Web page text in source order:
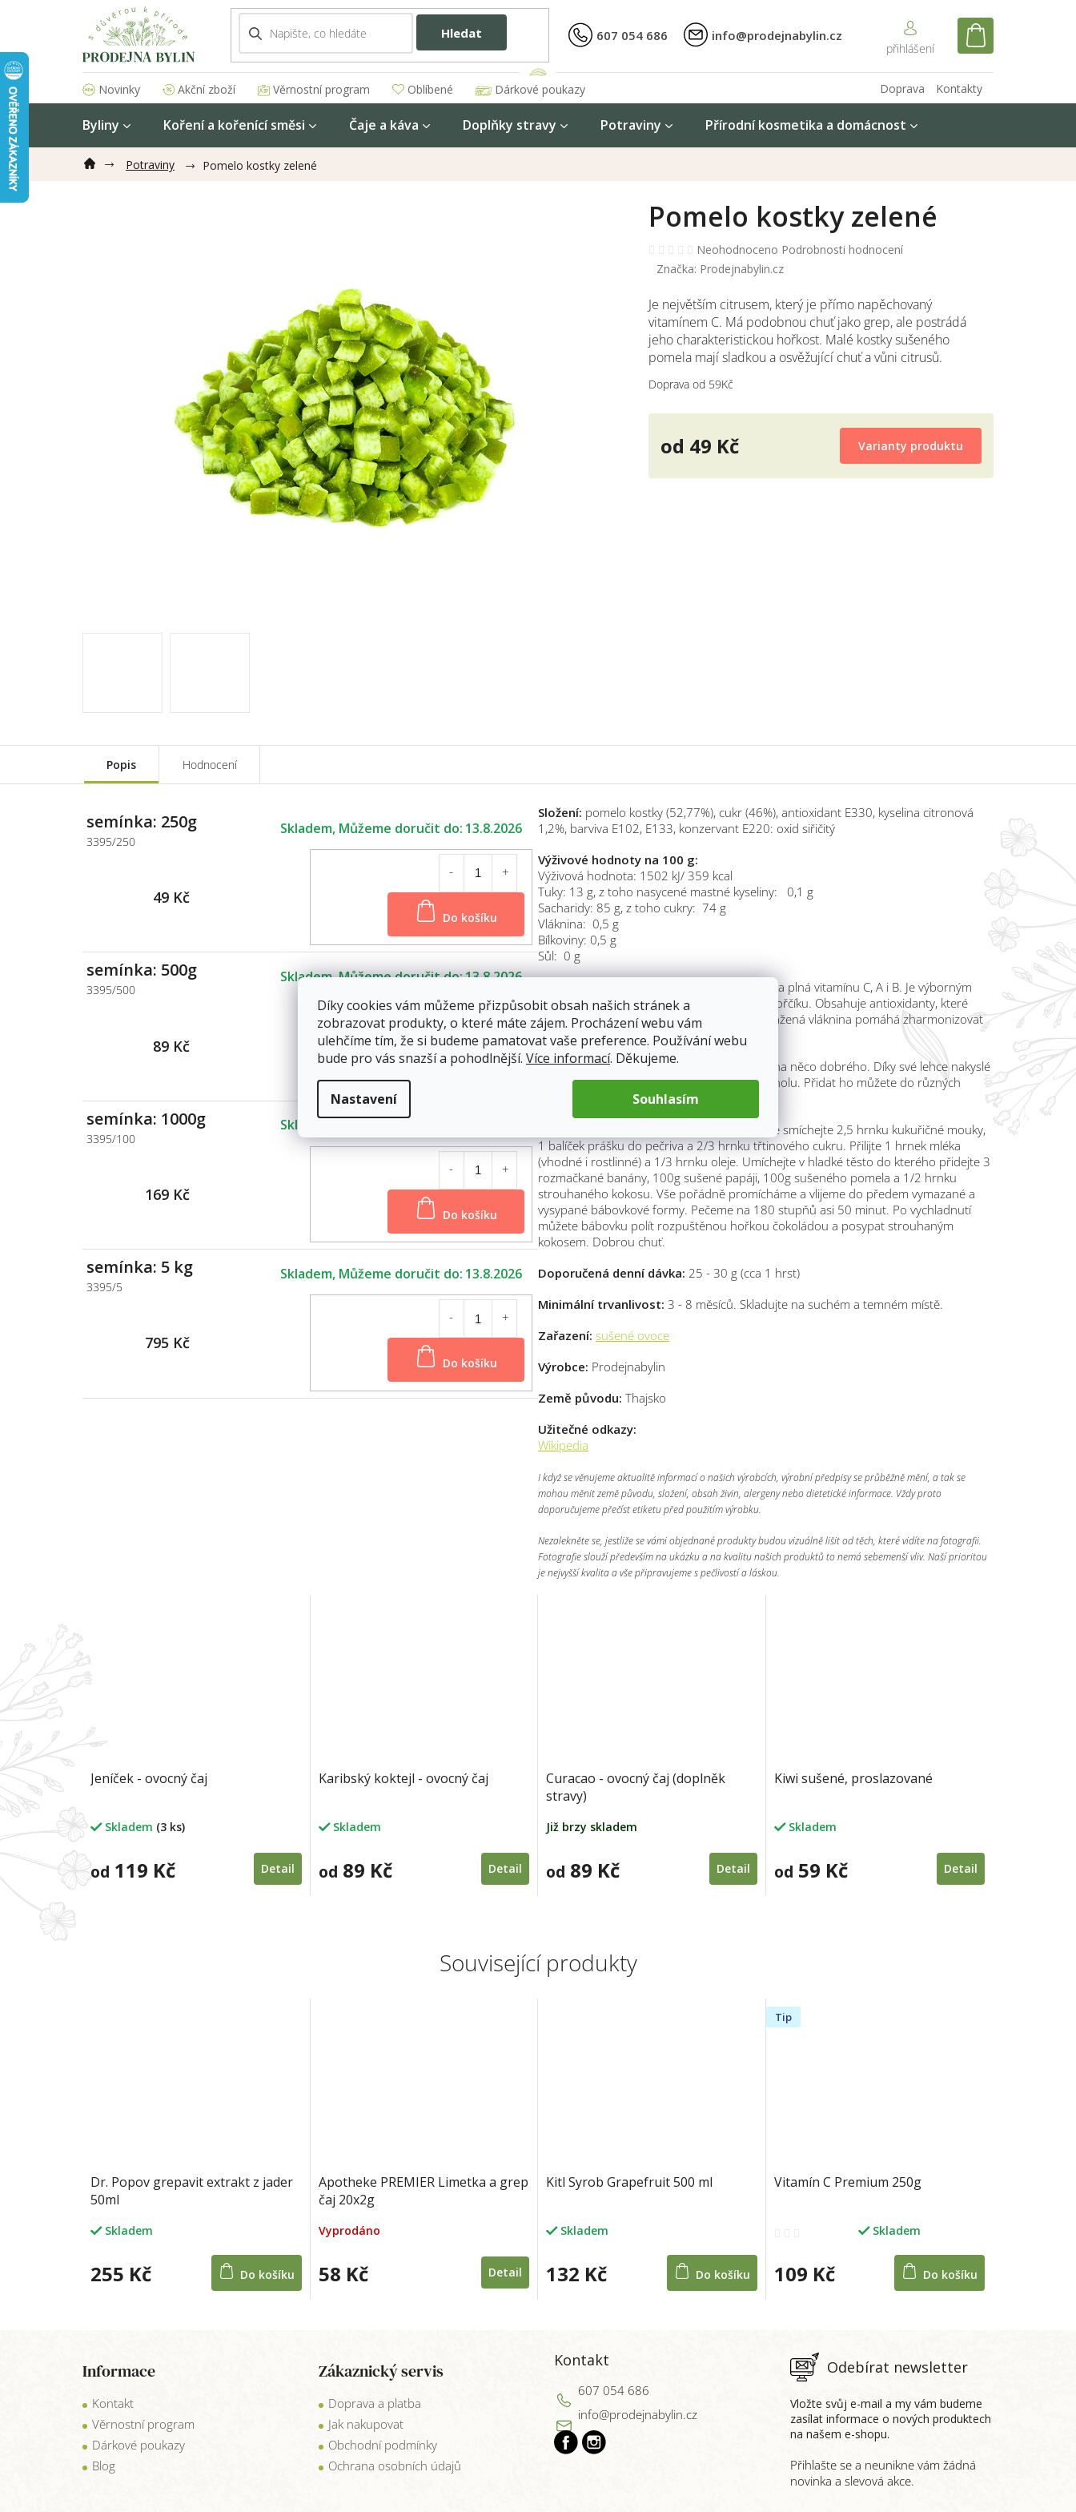
Díky cookies vám můžeme přizpůsobit obsah našich stránek a
zobrazovat produkty, o které máte zájem. Procházení webu vám
ulehčíme tím, že si budeme pamatovat vaše preference. Používání webu
bude pro vás snazší a pohodlnější. Více informací. Děkujeme.
Nastavení Souhlasím
Hledat 607 054 686 info@prodejnabylin.cz
NÁKUPNÍ
Novinky Akční zboží Věrnostní program Oblíbené Kontakty
Doprava
Dárkové poukazy
Byliny Koření a kořenící směsi Čaje a káva Doplňky stravy Potraviny Přírodní kosmetika a domácnost
Potraviny Pomelo kostky zelené
Je největším citrusem, který je přímo napěchovaný
vitamínem C. Má podobnou chuť jako grep, ale postrádá
jeho charakteristickou hořkost. Malé kostky sušeného
pomela mají sladkou a osvěžující chuť a vůni citrusů.
Pomelo kostky zelené
Průměrné
hodnocení
produktu
0,0
z
5
hvězdiček.
Neohodnoceno Podrobnosti hodnocení
Značka: Prodejnabylin.cz
Doprava od 59Kč
od 49 Kč
cena:
Varianty produktu
Související produkty
Dr. Popov grepavit extrakt z jader
50ml
Skladem
255 Kč Do košíku
Apotheke PREMIER Limetka a grep
čaj 20x2g
Vyprodáno
58 Kč Detail
Kitl Syrob Grapefruit 500 ml
Skladem
132 Kč Do košíku
Tip
Vitamín C Premium 250g
produktu
je
Skladem
109 Kč Do košíku
Popis Hodnocení
semínka: 250g
3395/250
49 Kč
Do košíku
Skladem 13.8.2026
semínka: 500g
3395/500
89 Kč
Do košíku
Skladem 13.8.2026
semínka: 1000g
3395/100
169 Kč
Skladem
semínka: 5 kg
3395/5
795 Kč
Do košíku
Skladem 13.8.2026
Složení: pomelo kostky (52,77%), cukr (46%), antioxidant E330, kyselina citronová
1,2%, barviva E102, E133, konzervant E220: oxid siřičitý
Výživové hodnoty na 100 g:
Výživová hodnota: 1502 kJ/ 359 kcal
Tuky: 13 g, z toho nasycené mastné kyseliny: 0,1 g
Sacharidy: 85 g, z toho cukry: 74 g
Vláknina: 0,5 g
Bílkoviny: 0,5 g
Sůl: 0 g
sušené pomelo je lahodná pochoutka plná vitamínu C, A i B. Je výborným
zdrojem draslíku, železa, zinku, manganu a hořčíku. Obsahuje antioxidanty, které
pomáhají v boji proti volným radikálům. Obsažená vláknina pomáhá zharmonizovat
činnost trávicího traktu.
Použití:pomelo si dejte až budete mít chuť na něco dobrého. Díky své lehce nakyslé
chuti příjemně osvěží ranní kaše, jogurt i granolu. Přidat ho můžete do různých
moučníků místo kandovaného ovoce.
V míse smíchejte 2,5 hrnku kukuřičné mouky,
1 balíček prášku do pečriva a 2/3 hrnku třtinového cukru. Přilijte 1 hrnek mléka
(vhodné i rostlinné) a 1/3 hrnku oleje. Umíchejte v hladké těsto do kterého přidejte 3
rozmačkané banány, 100g sušené papáji, 100g sušeného pomela a 1/2 hrnku
strouhaného kokosu. Vše pořádně promícháme a vlijeme do předem vymazané a
vysypané bábovkové formy. Pečeme na 180 stupňů asi 50 minut. Po vychladnutí
můžete bábovku polít rozpuštěnou hořkou čokoládou a posypat strouhaným
kokosem. Dobrou chuť.
Doporučená denní dávka: 25 - 30 g (cca 1 hrst)
Minimální trvanlivost: 3 - 8 měsíců. Skladujte na suchém a temném místě.
Zařazení: sušené ovoce
Výrobce: Prodejnabylin
Země původu: Thajsko
Užitečné odkazy:
Wikipedia
I když se věnujeme aktualitě informací o našich výrobcích, výrobní předpisy se průběžně mění, a tak se
mohou měnit země původu, složení, obsah živin, alergeny nebo dietetické informace. Vždy proto
doporučujeme přečíst etiketu před použitím výrobku.
Nezalekněte se, jestliže se vámi objednané produkty budou vizuálně lišit od těch, které vidíte na fotografii.
Fotografie slouží především na ukázku a na kvalitu našich produktů to nemá sebemenší vliv. Naší prioritou
je nejvyšší kvalita a vše připravujeme s pečlivostí a láskou.
Jeníček - ovocný čaj
Skladem (3 ks)
od 119 Kč Detail
Karibský koktejl - ovocný čaj
Skladem
od 89 Kč Detail
Curacao - ovocný čaj (doplněk
stravy)
Již brzy skladem
od 89 Kč Detail
Kiwi sušené, proslazované
Skladem
od 59 Kč Detail
Informace
Kontakt
Věrnostní program
Dárkové poukazy
Blog
Zákaznický servis
Doprava a platba
Jak nakupovat
Obchodní podmínky
Ochrana osobních údajů
Kontakt
info@prodejnabylin.cz
607 054 686
Odebírat newsletter
Vložte svůj e-mail a my vám budeme
zasílat informace o nových produktech
na našem e-shopu.